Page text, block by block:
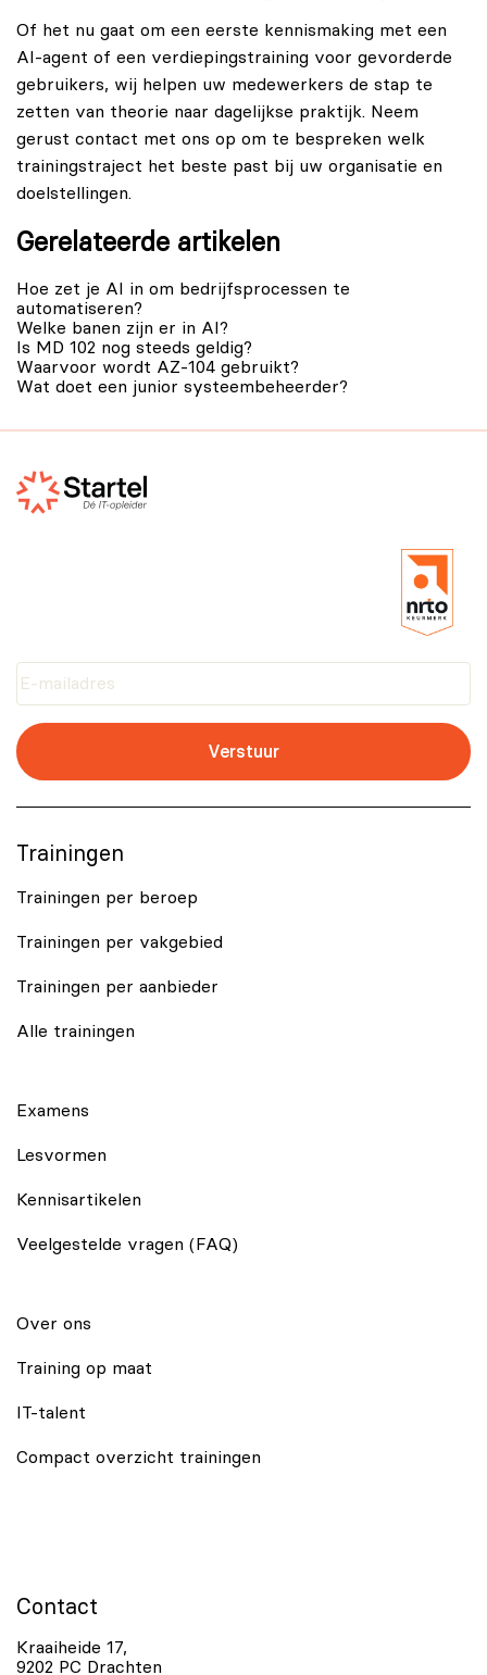
Of het nu gaat om een eerste kennismaking met een
AI-agent of een verdiepingstraining voor gevorderde
gebruikers, wij helpen uw medewerkers de stap te
zetten van theorie naar dagelijkse praktijk. Neem
gerust contact met ons op om te bespreken welk
trainingstraject het beste past bij uw organisatie en
doelstellingen.
Gerelateerde artikelen
Hoe zet je AI in om bedrijfsprocessen te
automatiseren?
Welke banen zijn er in AI?
Is MD 102 nog steeds geldig?
Waarvoor wordt AZ-104 gebruikt?
Wat doet een junior systeembeheerder?
Verstuur
Trainingen
Trainingen per beroep
Trainingen per vakgebied
Trainingen per aanbieder
Alle trainingen
Examens
Lesvormen
Kennisartikelen
Veelgestelde vragen (FAQ)
Over ons
Training op maat
IT-talent
Compact overzicht trainingen
Contact
Kraaiheide 17,
9202 PC Drachten